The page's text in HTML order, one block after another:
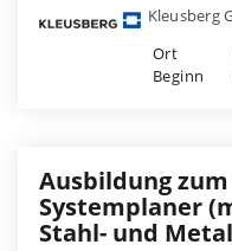
Kleusberg
Ort
Beginn
Ausbildung
Systemplaner
Stahl- und